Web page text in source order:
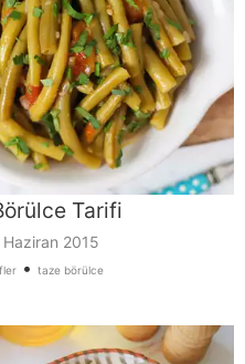
Tarifi
Haziran 2015
• taze börülce